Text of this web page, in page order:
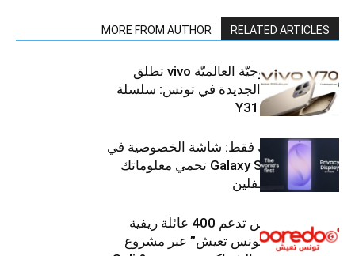
RELATED ARTICLES
MORE FROM AUTHOR
العلامة التّكنولوجيّة العالميّة vivo تطلق
هواتفها الذكيّة الجديدة في تونس: سلسلة
V70 وسلسلة Y31
شاشتك، لعينيك فقط: شاشة الخصوصية في
جهاز Galaxy S26 Ultra تحمي معلوماتك
من أعين المتطفلين
Ooredoo تونس تدعم 400 عائلة ريفية
ضمن برنامج “تونس تعيش” عبر مشروع